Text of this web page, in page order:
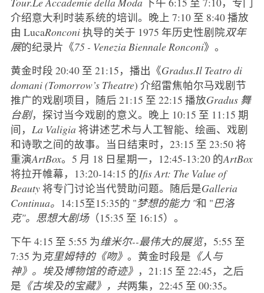
介绍意大利时装系统的培训。晚上 7:10 至 8:40 播放
由 LucaRonconi执导的关于 1975 年历史性剧院双年
展的纪录片《75 - Venezia Biennale Ronconi》。
黄金时段 20:40 至 21:15，播出《Gradus.Il Teatro di
domani (Tomorrow’s Theatre) 介绍雷焦帕尔马戏剧节
推广的戏剧项目，随后 21:15 至 22:15 播放Gradus 舞
台剧，探讨当今戏剧的意义。晚上 10:15 至 11:15 期
间， La Valigia 将讲述艺术与人工智能、绘画、戏剧
和诗歌之间的故事。当日结束时，23:15 至 23:50 将
重演ArtBox。5 月 18 日星期一，12:45-13:20 的ArtBox
将拉开帷幕，13:20-14:15 的Ifis Art: The Value of
Beauty将专门讨论当代赞助问题。随后是Galleria
Continua。 14:15至15:35的 "梦想的能力 "和 "巴洛
克"。思想大剧场（15:35 至 16:15）。
下午 4:15 至 5:55 为维米尔--最伟大的展览，5:55 至
7:35 为 克里姆特的《吻》 。黄金时段是 《人与
神》。埃及博物馆的奇迹》 ，21:15 至 22:45，之后
是 《古埃及的宝藏》，共两集，22:45 至 00:35。